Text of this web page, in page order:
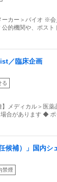
ーカー＞バイオ ※
的機関や、ポス
／臨床企画
る
】メディカル＞医
合があります ◆
候補）」国内シ
間休日129日／
禁煙